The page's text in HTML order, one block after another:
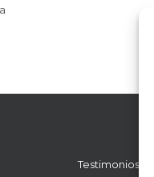
Testimonios